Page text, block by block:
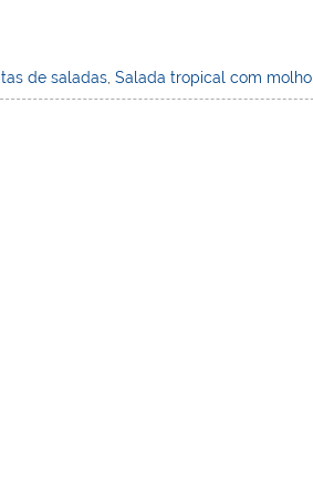
de saladas ,Salada tropical com molho